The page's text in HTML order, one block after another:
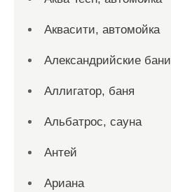
Аквасити, автомойка
Александрийские бани
Аллигатор, баня
Альбатрос, сауна
Антей
Ариана